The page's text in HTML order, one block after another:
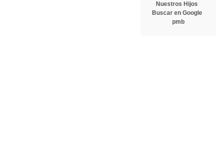
Nuestros Hijos
Buscar en Google
pmb